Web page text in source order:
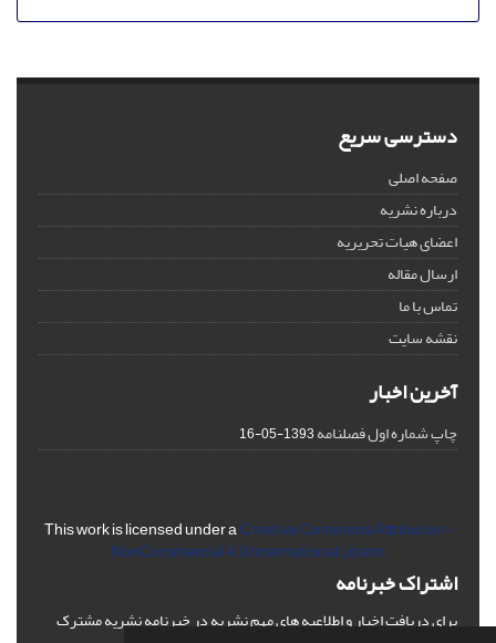
دسترسی سریع
صفحه اصلی
درباره نشریه
اعضای هیات تحریریه
ارسال مقاله
تماس با ما
نقشه سایت
آخرین اخبار
چاپ شماره اول فصلنامه1393-05-16
This work is licensed under aCreative Commons Attribution-
NonCommercial 4.0 International Licens
اشتراک خبرنامه
برای دریافت اخبار و اطلاعیه های مهم نشریه در خبرنامه نشریه مشترک